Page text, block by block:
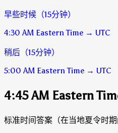
早些时候（15分钟）
4:30 AM Eastern Time → UTC
稍后（15分钟）
5:00 AM Eastern Time → UTC
4:45 AM Eastern
标准时间答案（在当地夏令时期